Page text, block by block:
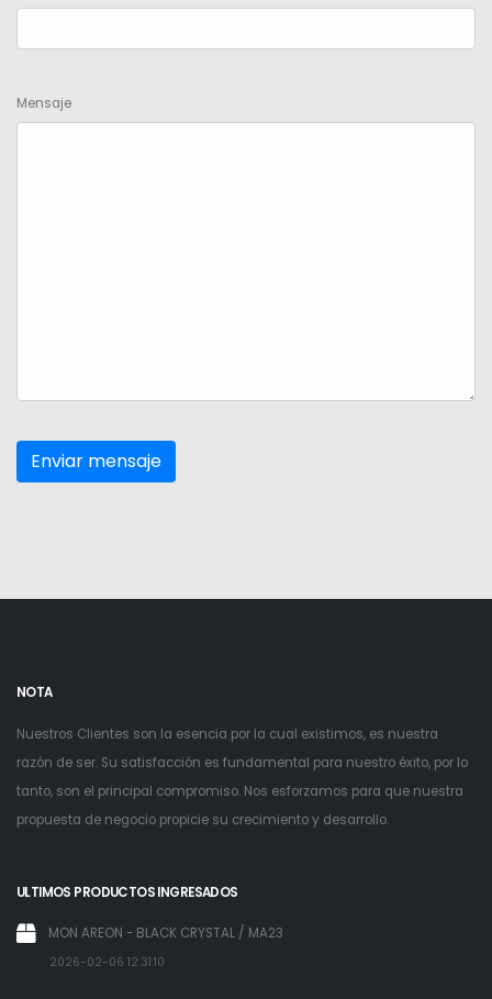
Mensaje
NOTA
Nuestros Clientes son la esencia por la cual existimos, es nuestra
razón de ser. Su satisfacción es fundamental para nuestro éxito, por lo
tanto, son el principal compromiso. Nos esforzamos para que nuestra
propuesta de negocio propicie su crecimiento y desarrollo.
ULTIMOS PRODUCTOS INGRESADOS
MON AREON - BLACK CRYSTAL / MA23
2026-02-06 12:31:10